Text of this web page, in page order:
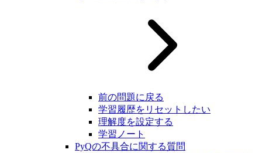
前の問題に戻る
学習履歴をリセットしたい
理解度を設定する
学習ノート
PyQの不具合に関する質問